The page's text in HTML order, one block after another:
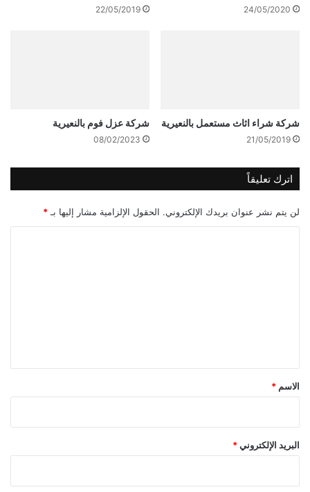
24/05/2020
22/05/2019
شركة شراء اثاث مستعمل بالنعيرية
21/05/2019
شركة عزل فوم بالنعيرية
08/02/2023
اترك تعليقاً
لن يتم نشر عنوان بريدك الإلكتروني. الحقول الإلزامية مشار إليها بـ *
*
الاسم *
البريد الإلكتروني *